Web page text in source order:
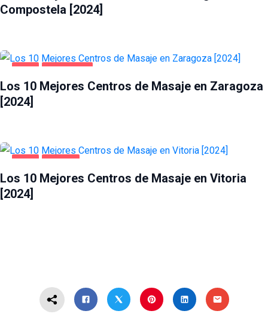
Compostela [2024]
Los 10 Mejores Centros de Masaje en Zaragoza
[2024]
Los 10 Mejores Centros de Masaje en Vitoria
[2024]